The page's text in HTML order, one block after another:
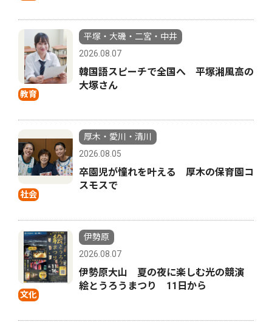
教育
平塚・大磯・二宮・中井
2026.08.07
韓国語スピーチで全国へ 平塚湘風高の
大塚さん
社会
厚木・愛川・清川
2026.08.05
卒園児が憧れを叶える 厚木の保育園コ
スモスで
文化
伊勢原
2026.08.07
伊勢原大山 夏の夜に楽しむ光の競演
絵とうろうまつり 11日から